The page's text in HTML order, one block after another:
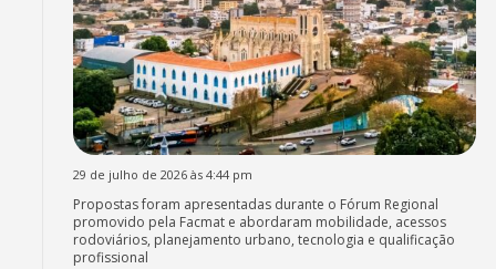
29 de julho de 2026 às 4:44 pm
Propostas foram apresentadas durante o Fórum Regional
promovido pela Facmat e abordaram mobilidade, acessos
rodoviários, planejamento urbano, tecnologia e qualificação
profissional